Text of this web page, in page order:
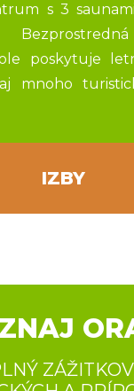
s 3
poskytuje
mnoho
IZBY